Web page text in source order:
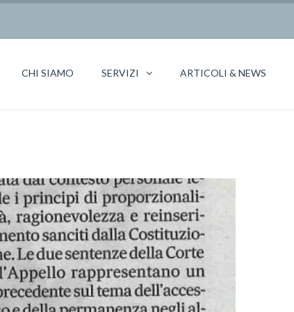
CHI SIAMO SERVIZI ARTICOLI & NEWS